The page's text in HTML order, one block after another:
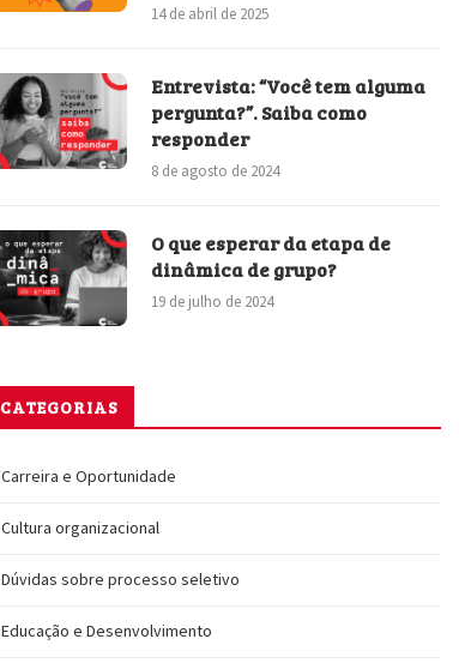
14 de abril de 2025
Entrevista: “Você tem alguma
pergunta?”. Saiba como
responder
8 de agosto de 2024
O que esperar da etapa de
dinâmica de grupo?
19 de julho de 2024
CATEGORIAS
Carreira e Oportunidade
Cultura organizacional
Dúvidas sobre processo seletivo
Educação e Desenvolvimento